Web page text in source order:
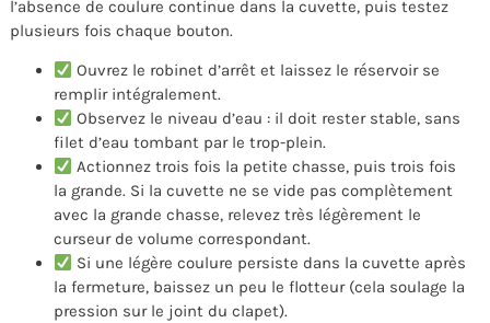
l’absence de coulure continue dans la cuvette, puis testez
plusieurs fois chaque bouton.
Ouvrez le robinet d’arrêt et laissez le réservoir se
remplir intégralement.
Observez le niveau d’eau : il doit rester stable, sans
filet d’eau tombant par le trop-plein.
Actionnez trois fois la petite chasse, puis trois fois
la grande. Si la cuvette ne se vide pas complètement
avec la grande chasse, relevez très légèrement le
curseur de volume correspondant.
Si une légère coulure persiste dans la cuvette après
la fermeture, baissez un peu le flotteur (cela soulage la
pression sur le joint du clapet).